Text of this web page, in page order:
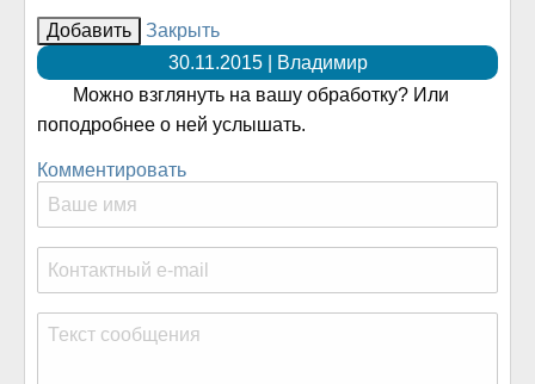
Закрыть
30.11.2015 | Владимир
Можно взглянуть на вашу обработку? Или
поподробнее о ней услышать.
Комментировать